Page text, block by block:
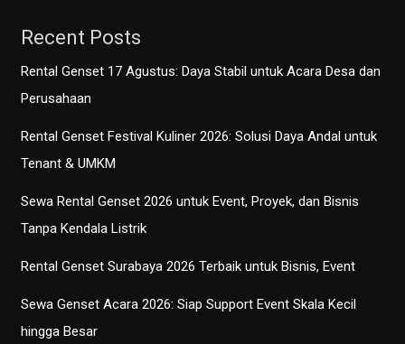
Recent Posts
Rental Genset 17 Agustus: Daya Stabil untuk Acara Desa dan
Perusahaan
Rental Genset Festival Kuliner 2026: Solusi Daya Andal untuk
Tenant & UMKM
Sewa Rental Genset 2026 untuk Event, Proyek, dan Bisnis
Tanpa Kendala Listrik
Rental Genset Surabaya 2026 Terbaik untuk Bisnis, Event
Sewa Genset Acara 2026: Siap Support Event Skala Kecil
hingga Besar